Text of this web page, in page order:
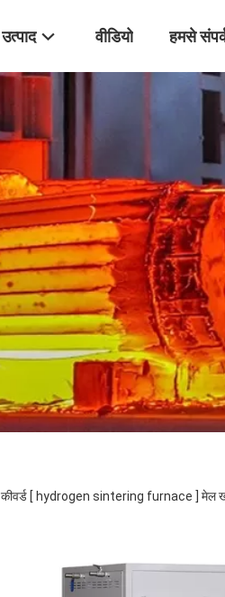
उत्पाद वीडियो हमसे
कीवर्ड [ hydrogen sintering furnace ] मेल